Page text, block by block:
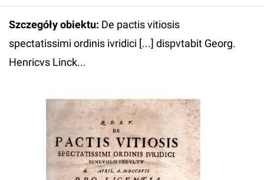
Szczegóły obiektu: De pactis vitiosis
spectatissimi ordinis ivridici [...] dispvtabit Georg.
Henricvs Linck...